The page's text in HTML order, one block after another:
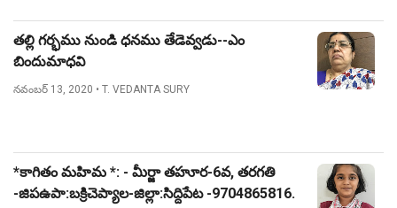
తల్లి గర్భము నుండి ధనము తేడెవ్వడు--ఎం
బిందుమాధవి
నవంబర్ 13, 2020 • T. VEDANTA SURY
*కాగితం మహిమ *: - మీర్జా తహూర-6వ, తరగతి
-జిపఉపా:బక్రిచెప్యాల-జిల్లా:సిద్దిపేట -9704865816.